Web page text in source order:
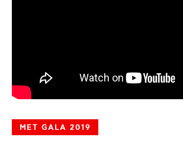
MET GALA 2019